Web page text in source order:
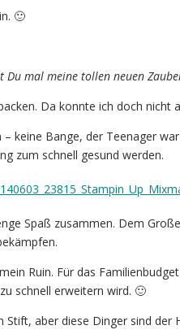
🙂
Du mal meine tollen neuen
Da konnte ich doch nicht
keine Bange, der Teenager
zum schnell gesund werden.
Spaß zusammen. Dem
Ruin. Für das
schnell erweitern wird. 🙂
aber diese Dinger sind der